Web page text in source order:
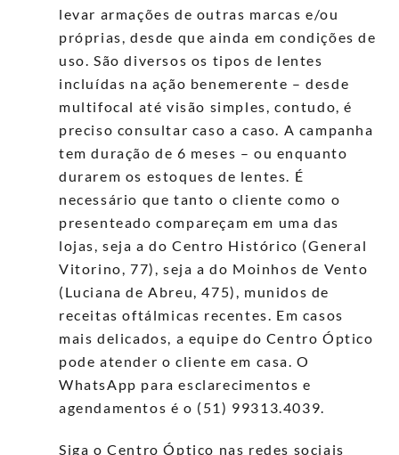
levar armações de outras marcas e/ou
próprias, desde que ainda em condições de
uso. São diversos os tipos de lentes
incluídas na ação benemerente – desde
multifocal até visão simples, contudo, é
preciso consultar caso a caso. A campanha
tem duração de 6 meses – ou enquanto
durarem os estoques de lentes. É
necessário que tanto o cliente como o
presenteado compareçam em uma das
lojas, seja a do Centro Histórico (General
Vitorino, 77), seja a do Moinhos de Vento
(Luciana de Abreu, 475), munidos de
receitas oftálmicas recentes. Em casos
mais delicados, a equipe do Centro Óptico
pode atender o cliente em casa. O
WhatsApp para esclarecimentos e
agendamentos é o (51) 99313.4039.
Siga o Centro Óptico nas redes sociais